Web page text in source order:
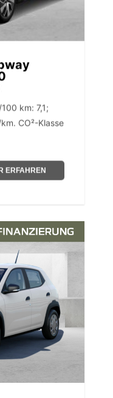
km: 7,1;
CO²-Klasse
ERFAHREN